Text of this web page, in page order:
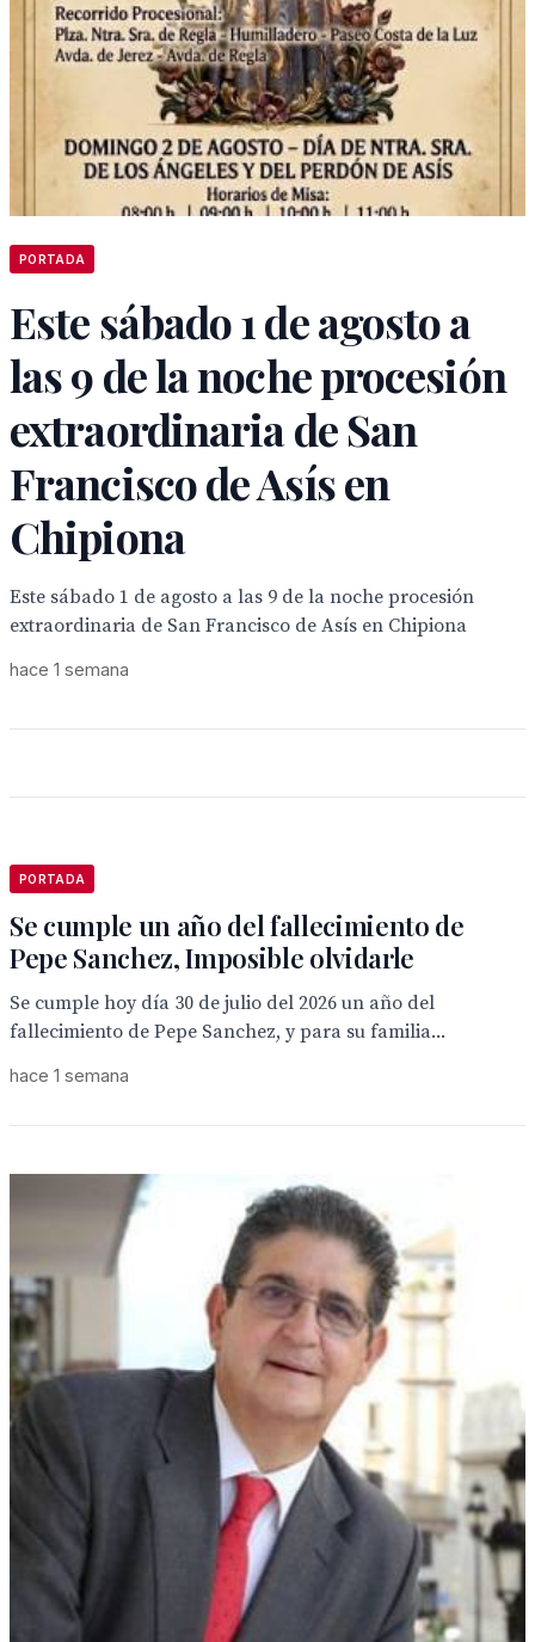
PORTADA
Este sábado 1 de agosto a
las 9 de la noche procesión
extraordinaria de San
Francisco de Asís en
Chipiona
Este sábado 1 de agosto a las 9 de la noche procesión
extraordinaria de San Francisco de Asís en Chipiona
hace 1 semana
PORTADA
Se cumple un año del fallecimiento de
Pepe Sanchez, Imposible olvidarle
Se cumple hoy día 30 de julio del 2026 un año del
fallecimiento de Pepe Sanchez, y para su familia...
hace 1 semana